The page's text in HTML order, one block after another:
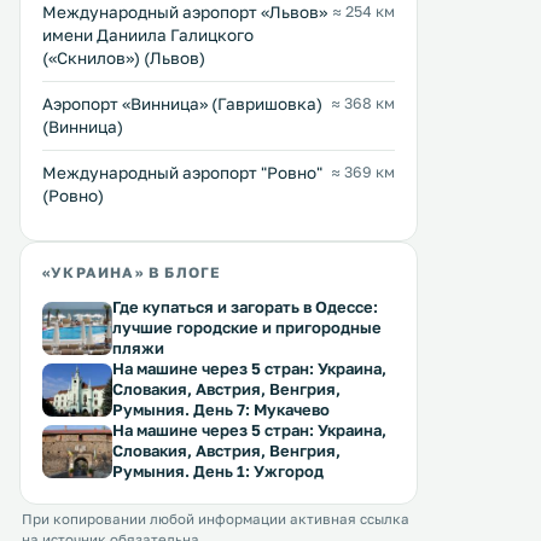
Междунарoдный аэропорт «Львов»
имени Даниила Галицкого
(«Скнилов») (Львов)
≈ 254 км
Аэропорт «Винница» (Гавришовка)
(Винница)
≈ 368 км
Междунарoдный аэропорт "Ровно"
(Ровно)
≈ 369 км
«УКРАИНА» В БЛОГЕ
Где купаться и загорать в Одессе:
лучшие городские и пригородные
пляжи
На машине через 5 стран: Украина,
Словакия, Австрия, Венгрия,
Румыния. День 7: Мукачево
На машине через 5 стран: Украина,
Словакия, Австрия, Венгрия,
Румыния. День 1: Ужгород
При копировании любой информации активная ссылка